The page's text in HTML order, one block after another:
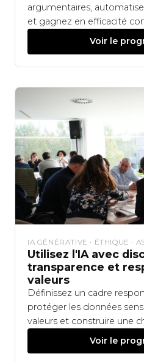
argumentaires,
et gagnez en efficacité
Voir le
IA GÉNÉRATIVE · ÉTHIQUE ·
Utilisez l'IA avec
transparence et
valeurs
Définissez un cadre
protéger les données
valeurs et construire une
Voir le